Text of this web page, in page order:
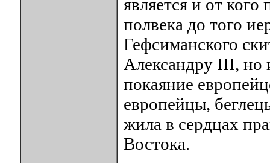
является и от
полвека до того
Гефсиманского
Александру III, но
покаяние
европейцы,
жила в сердцах
Востока.